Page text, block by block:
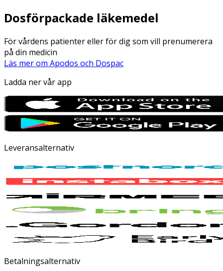
Dosförpackade läkemedel
För vårdens patienter eller för dig som vill prenumerera
på din medicin
Läs mer om Apodos och Dospac
Ladda ner vår app
Leveransalternativ
Betalningsalternativ